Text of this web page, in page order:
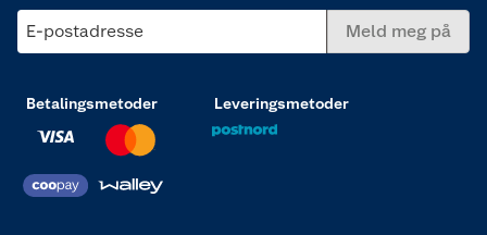
E-postadresse Meld meg på
Betalingsmetoder Leveringsmetoder